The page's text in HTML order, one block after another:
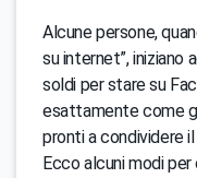
Alcune persone,
su internet”, iniziano
soldi per stare su
esattamente come
pronti a condividere
Ecco alcuni modi